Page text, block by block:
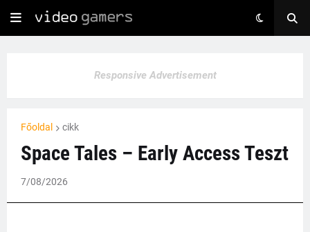
Responsive Advertisement
Főoldal cikk
Space Tales – Early Access Teszt
7/08/2026